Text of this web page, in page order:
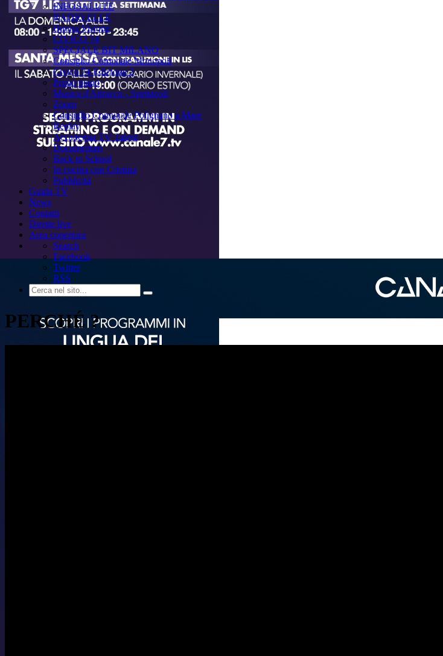
INFOSALUTE
RADIO ELLE
Buona Visione
CIVICO 74
SPECIALE BIT MILANO
Consiglio Comunale Monopoli
Civico 74 Edizione 2
Primo piano
Musica d'Attracco - Spettacoli
Zoom
Consiglio Comunale Polignano a Mare
Replay
Accademia TV Talent
Documentari
Back to School
In cucina con Cristina
Pubblicità
Guida TV
News
Contatti
Dirette live
Area copertura
Search
Facebook
Twitter
RSS
PERCHÉ ?